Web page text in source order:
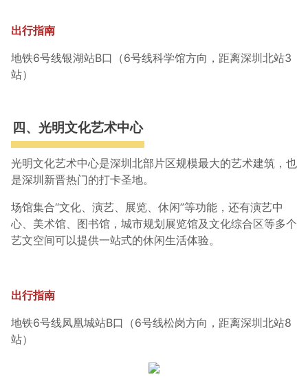
出行指南
地铁6号线银湖站B口（6号线科学馆方向，距离深圳北站3
站）
四、光明文化艺术中心
光明文化艺术中心是深圳北部片区规模最大的艺术建筑，也
是深圳新晋热门的打卡圣地。
场馆集合“文化、演艺、展览、休闲”等功能，还有演艺中
心、美术馆、图书馆，城市规划展览馆及文化综合区等多个
艺文空间可以提供一站式的休闲生活体验。
出行指南
地铁6号线凤凰城站B口（6号线松岗方向，距离深圳北站8
站）